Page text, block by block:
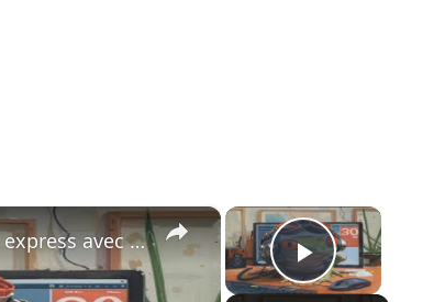
×
Play Video
×
Etude de cas : un audit SEO technique express avec Screaming Frog.